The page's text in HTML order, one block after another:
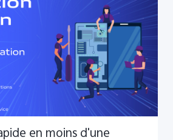
en moins d'une